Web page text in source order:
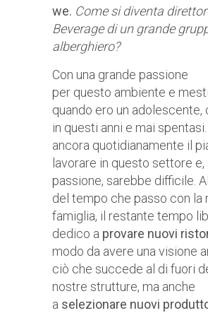
we. Come si diventa
Beverage di un grande
alberghiero?
Con una grande passione
per questo ambiente e
quando ero un adolescente,
in questi anni e mai
ancora quotidianamente il
lavorare in questo settore e,
passione, sarebbe difficile.
del tempo che passo con la
famiglia, il restante tempo
dedico a provare nuovi
modo da avere una visione
ciò che succede al di fuori
nostre strutture, ma anche
a selezionare nuovi